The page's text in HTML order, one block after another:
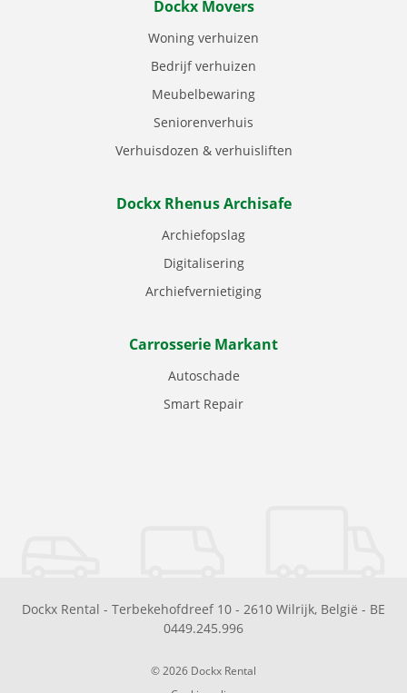
Dockx Movers
Woning verhuizen
Bedrijf verhuizen
Meubelbewaring
Seniorenverhuis
Verhuisdozen & verhuisliften
Dockx Rhenus Archisafe
Archiefopslag
Digitalisering
Archiefvernietiging
Carrosserie Markant
Autoschade
Smart Repair
Dockx Rental - Terbekehofdreef 10 - 2610 Wilrijk, België - BE
0449.245.996
© 2026 Dockx Rental